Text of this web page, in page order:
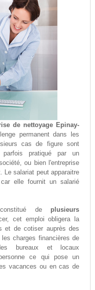
de nettoyage Epinay-
permanent dans les
cas de figure sont
pratiqué par un
ou bien l'entreprise
Le salariat peut apparaitre
elle fournit un salarié
de plusieurs
cet emploi obligera la
et de cotiser auprès des
charges financières de
bureaux et locaux
ce qui pose un
vacances ou en cas de